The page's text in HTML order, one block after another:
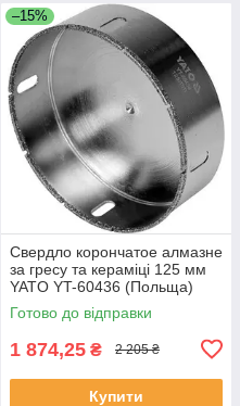
–15%
Свердло корончатое алмазне
за гресу та кераміці 125 мм
YATO YT-60436 (Польща)
Готово до відправки
1 874,25 ₴ 2 205 ₴
Купити